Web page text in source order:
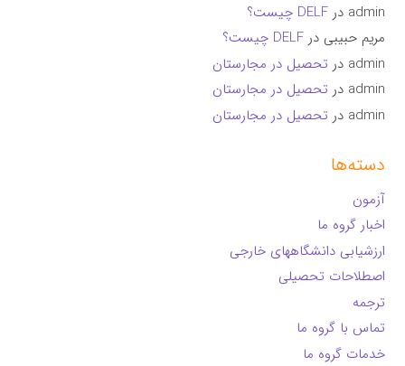
admin درDELF چیست؟
مریم حبیبی درDELF چیست؟
admin در تحصیل در مجارستان
admin در تحصیل در مجارستان
admin در تحصیل در مجارستان
دسته‌ها
آزمون
اخبار گروه ما
ارزشیابی دانشگاههای خارجی
اصطلاحات تحصیلی
ترجمه
تماس با گروه ما
خدمات گروه ما